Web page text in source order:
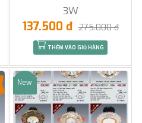
3W
137.500 đ 275.000 đ
THÊM VÀO GIỎ HÀNG
Sale
New